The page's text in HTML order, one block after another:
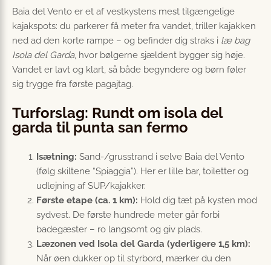
Baia del Vento er et af vestkystens mest tilgængelige
kajakspots: du parkerer få meter fra vandet, triller kajakken
ned ad den korte rampe – og befinder dig straks i læ bag
Isola del Garda, hvor bølgerne sjældent bygger sig høje.
Vandet er lavt og klart, så både begyndere og børn føler
sig trygge fra første pagajtag.
Turforslag: Rundt om isola del
garda til punta san fermo
Isætning: Sand-/grusstrand i selve Baia del Vento
(følg skiltene “Spiaggia”). Her er lille bar, toiletter og
udlejning af SUP/kajakker.
Første etape (ca. 1 km): Hold dig tæt på kysten mod
sydvest. De første hundrede meter går forbi
badegæster – ro langsomt og giv plads.
Læzonen ved Isola del Garda (yderligere 1,5 km):
Når øen dukker op til styrbord, mærker du den